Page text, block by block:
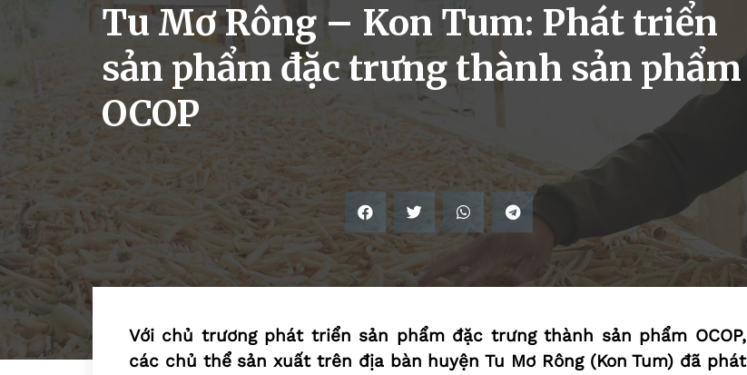
Tu Mơ Rông – Kon Tum: Phát triển
sản phẩm đặc trưng thành sản phẩm
OCOP
Với chủ trương phát triển sản phẩm đặc trưng thành sản phẩm OCOP,
các chủ thể sản xuất trên địa bàn huyện Tu Mơ Rông (Kon Tum) đã phát